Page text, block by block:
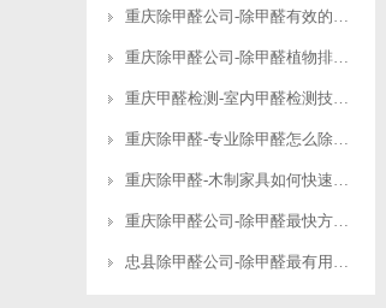
重庆除甲醛公司-除甲醛有效的办法-除甲醛有效的方法?
重庆除甲醛公司-除甲醛植物排行榜图片-除甲醛植物前十名
重庆甲醛检测-室内甲醛检测技术规范-室内甲醛检测收费标准
重庆除甲醛-专业除甲醛怎么除的?-专业除甲醛的用什么方法和材料
重庆除甲醛-木制家具如何快速去甲醛-夏天如何快速去甲醛
重庆除甲醛公司-除甲醛最快方法是盐-房间放白醋能除甲醛吗
忠县除甲醛公司-除甲醛最有用的-除甲醛什么好?